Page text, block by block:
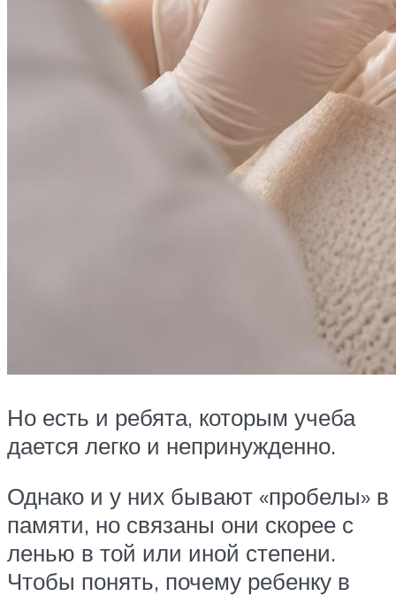
Но есть и ребята, которым учеба
дается легко и непринужденно.
Однако и у них бывают «пробелы» в
памяти, но связаны они скорее с
ленью в той или иной степени.
Чтобы понять, почему ребенку в